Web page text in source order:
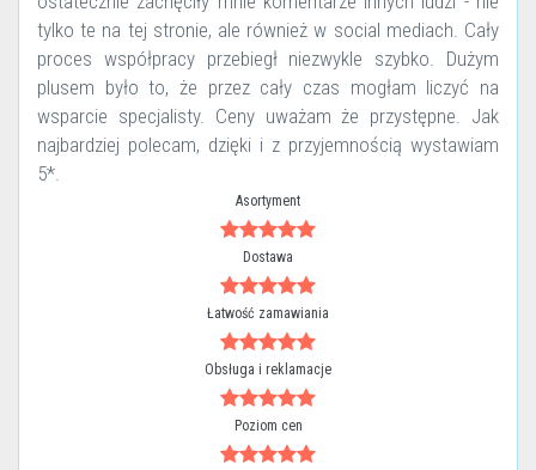
tylko te na tej stronie, ale również w social mediach. Cały
proces współpracy przebiegł niezwykle szybko. Dużym
plusem było to, że przez cały czas mogłam liczyć na
wsparcie specjalisty. Ceny uważam że przystępne. Jak
najbardziej polecam, dzięki i z przyjemnością wystawiam
5*.
Asortyment
Dostawa
Łatwość zamawiania
Obsługa i reklamacje
Poziom cen